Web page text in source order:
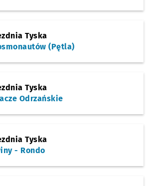
Tyska
(Pętla)
Tyska
Odrzańskie
Tyska
- Rondo